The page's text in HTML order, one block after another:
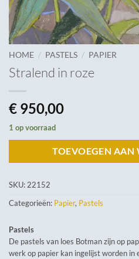
HOME / PASTELS / PAPIER
Stralend in roze
€ 950,00
1 op voorraad
TOEVOEGEN AAN
SKU: 22152
Categorieën: Papier, Pastels
Pastels
De pastels van loes Botman zijn op
werk op papier kan ingelijst worden in